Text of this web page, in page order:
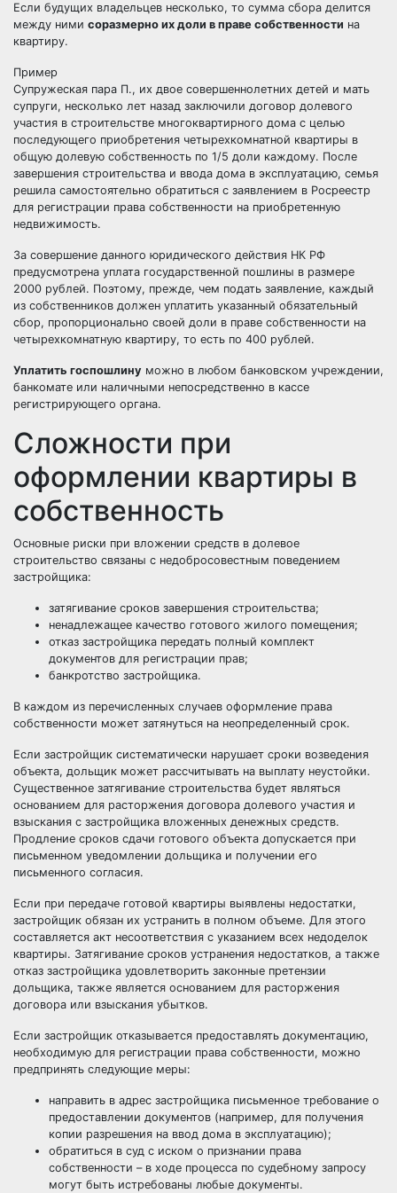
Если будущих владельцев несколько, то сумма сбора делится
между ними соразмерно их доли в праве собственности на
квартиру.
Пример
Супружеская пара П., их двое совершеннолетних детей и мать
супруги, несколько лет назад заключили договор долевого
участия в строительстве многоквартирного дома с целью
последующего приобретения четырехкомнатной квартиры в
общую долевую собственность по 1/5 доли каждому. После
завершения строительства и ввода дома в эксплуатацию, семья
решила самостоятельно обратиться с заявлением в Росреестр
для регистрации права собственности на приобретенную
недвижимость.
За совершение данного юридического действия НК РФ
предусмотрена уплата государственной пошлины в размере
2000 рублей. Поэтому, прежде, чем подать заявление, каждый
из собственников должен уплатить указанный обязательный
сбор, пропорционально своей доли в праве собственности на
четырехкомнатную квартиру, то есть по 400 рублей.
Уплатить госпошлину можно в любом банковском учреждении,
банкомате или наличными непосредственно в кассе
регистрирующего органа.
Сложности при
оформлении квартиры в
собственность
Основные риски при вложении средств в долевое
строительство связаны с недобросовестным поведением
застройщика:
затягивание сроков завершения строительства;
ненадлежащее качество готового жилого помещения;
отказ застройщика передать полный комплект
документов для регистрации прав;
банкротство застройщика.
В каждом из перечисленных случаев оформление права
собственности может затянуться на неопределенный срок.
Если застройщик систематически нарушает сроки возведения
объекта, дольщик может рассчитывать на выплату неустойки.
Существенное затягивание строительства будет являться
основанием для расторжения договора долевого участия и
взыскания с застройщика вложенных денежных средств.
Продление сроков сдачи готового объекта допускается при
письменном уведомлении дольщика и получении его
письменного согласия.
Если при передаче готовой квартиры выявлены недостатки,
застройщик обязан их устранить в полном объеме. Для этого
составляется акт несоответствия с указанием всех недоделок
квартиры. Затягивание сроков устранения недостатков, а также
отказ застройщика удовлетворить законные претензии
дольщика, также является основанием для расторжения
договора или взыскания убытков.
Если застройщик отказывается предоставлять документацию,
необходимую для регистрации права собственности, можно
предпринять следующие меры:
направить в адрес застройщика письменное требование о
предоставлении документов (например, для получения
копии разрешения на ввод дома в эксплуатацию);
обратиться в суд с иском о признании права
собственности – в ходе процесса по судебному запросу
могут быть истребованы любые документы.